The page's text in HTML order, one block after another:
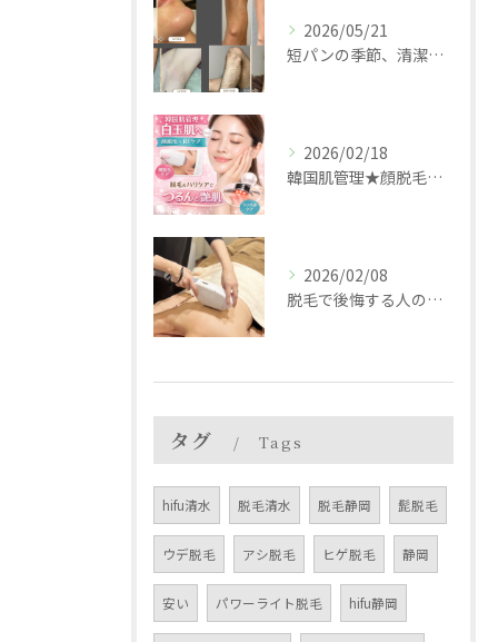
2026/05/21
短パンの季節、清潔感で差がつく
2026/02/18
韓国肌管理★顔脱毛×RFで白玉ツヤ肌
2026/02/08
脱毛で後悔する人の共通点
タグ Tags
hifu清水 脱毛清水 脱毛静岡 髭脱毛
ウデ脱毛 アシ脱毛 ヒゲ脱毛 静岡
安い パワーライト脱毛 hifu静岡